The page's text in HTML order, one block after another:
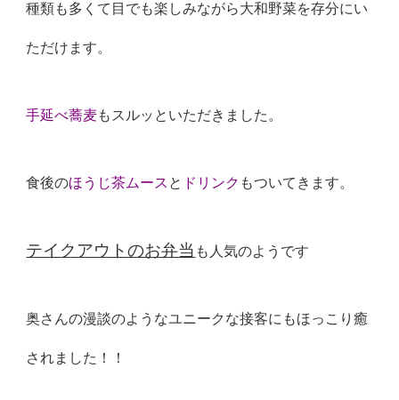
種類も多くて目でも楽しみながら大和野菜を存分にい
ただけます。
手延べ蕎麦もスルッといただきました。
食後のほうじ茶ムース と ドリンク もついてきます。
テイクアウトのお弁当 も人気のようです
奥さんの漫談のようなユニークな接客にもほっこり癒
されました！！